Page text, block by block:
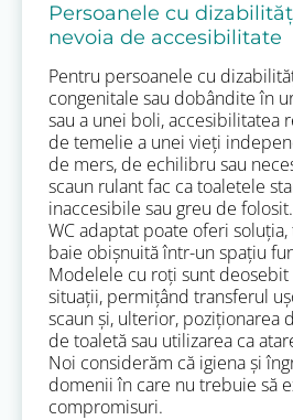
Persoanele cu
nevoia de accesibilitate
Pentru persoanele cu
congenitale sau dobândite în
sau a unei boli, accesibilitatea
de temelie a unei vieți
de mers, de echilibru sau
scaun rulant fac ca toaletele
inaccesibile sau greu de
WC adaptat poate oferi
baie obișnuită într-un spațiu
Modelele cu roți sunt
situații, permițând transferul
scaun și, ulterior, poziționarea
de toaletă sau utilizarea ca
Noi considerăm că igiena și
domenii în care nu trebuie să
compromisuri.